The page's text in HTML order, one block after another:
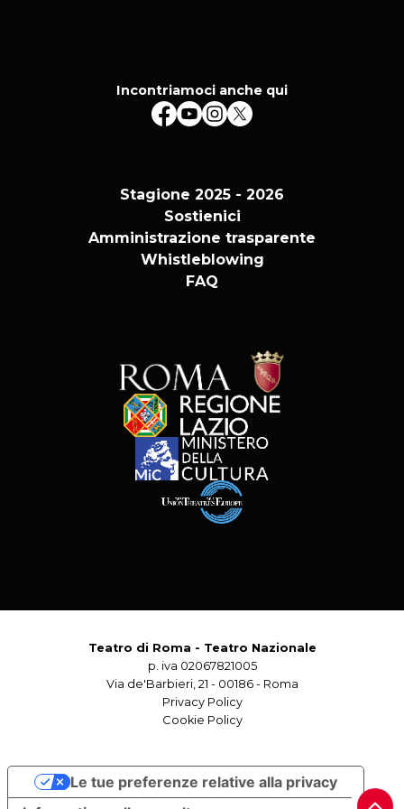
Incontriamoci anche qui
Stagione 2025 - 2026
Sostienici
Amministrazione trasparente
Whistleblowing
FAQ
Teatro di Roma - Teatro Nazionale
p. iva 02067821005
Via de'Barbieri, 21 - 00186 - Roma
Privacy Policy
Cookie Policy
Le tue preferenze relative alla privacy